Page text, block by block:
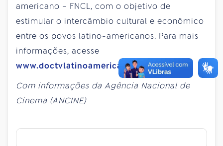
americano – FNCL, com o objetivo de
estimular o intercâmbio cultural e econômico
entre os povos latino-americanos. Para mais
informações, acesse
www.doctvlatinoamerica.org.
Com informações da Agência Nacional de
Cinema (ANCINE)